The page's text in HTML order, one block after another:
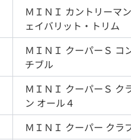
ＭＩＮＩ カントリーマ
ェイバリット・トリム
ＭＩＮＩ クーパーＳ コ
チブル
ＭＩＮＩ クーパーＳ ク
ン オール４
ＭＩＮＩ クーパー クラ